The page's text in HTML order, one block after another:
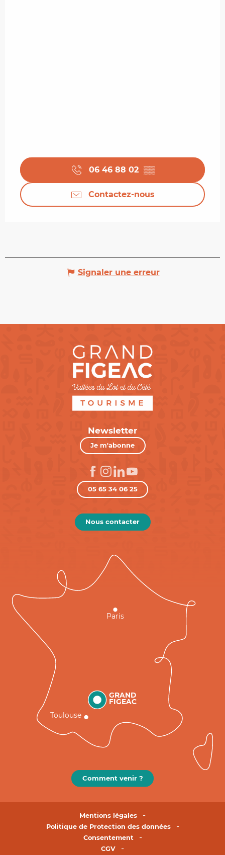
06 46 88 02 ▒▒
Contactez-nous
Signaler une erreur
Newsletter
Je m'abonne
05 65 34 06 25
Nous contacter
GRAND
FIGEAC
Toulouse
Paris
Comment venir ?
Mentions légales
Politique de Protection des données
Consentement
CGV